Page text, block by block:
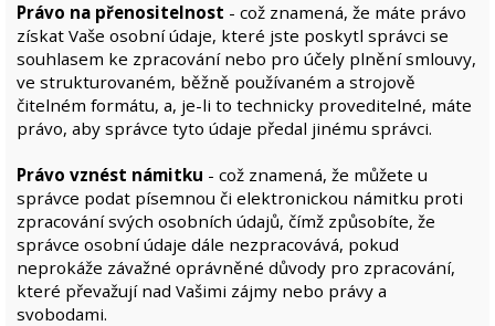
Právo na přenositelnost - což znamená, že máte právo
získat Vaše osobní údaje, které jste poskytl správci se
souhlasem ke zpracování nebo pro účely plnění smlouvy,
ve strukturovaném, běžně používaném a strojově
čitelném formátu, a, je-li to technicky proveditelné, máte
právo, aby správce tyto údaje předal jinému správci.
Právo vznést námitku - což znamená, že můžete u
správce podat písemnou či elektronickou námitku proti
zpracování svých osobních údajů, čímž způsobíte, že
správce osobní údaje dále nezpracovává, pokud
neprokáže závažné oprávněné důvody pro zpracování,
které převažují nad Vašimi zájmy nebo právy a
svobodami.